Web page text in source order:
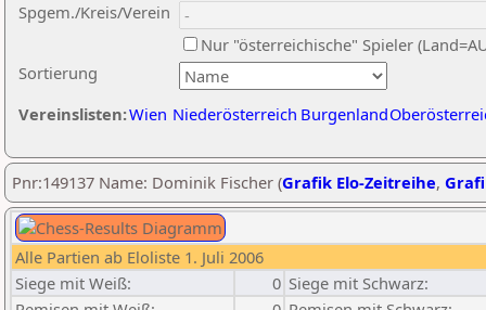
Sortierung
Spgem./Kreis/Verein
Nur "österreichische" Spieler
Vereinslisten:Wien Niederösterreich Burgenland
Pnr:149137 Name: Dominik Fischer (Grafik Elo-Zeitreihe,
Alle Partien ab Eloliste 1. Juli 2006
Siege mit Weiß:
0 Siege mit Schwarz: